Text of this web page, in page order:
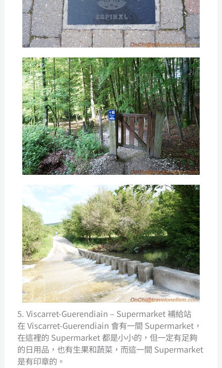
5. Viscarret-Guerendiain – Supermarket 補給站
在 Viscarret-Guerendiain 會有一間 Supermarket，
在這裡的 Supermarket 都是小小的，但一定有足夠
的日用品，也有生果和蔬菜，而這一間 Supermarket
是有印章的。